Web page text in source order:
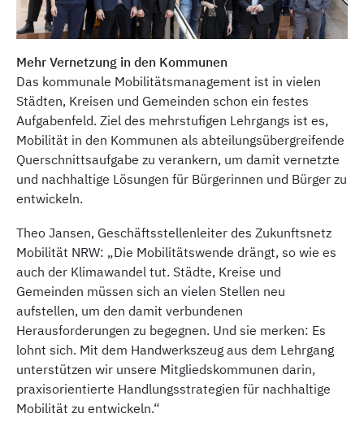
Mehr Vernetzung in den Kommunen
Das kommunale Mobilitätsmanagement ist in vielen
Städten, Kreisen und Gemeinden schon ein festes
Aufgabenfeld. Ziel des mehrstufigen Lehrgangs ist es,
Mobilität in den Kommunen als abteilungsübergreifende
Querschnittsaufgabe zu verankern, um damit vernetzte
und nachhaltige Lösungen für Bürgerinnen und Bürger zu
entwickeln.
Theo Jansen, Geschäftsstellenleiter des Zukunftsnetz
Mobilität NRW: „Die Mobilitätswende drängt, so wie es
auch der Klimawandel tut. Städte, Kreise und
Gemeinden müssen sich an vielen Stellen neu
aufstellen, um den damit verbundenen
Herausforderungen zu begegnen. Und sie merken: Es
lohnt sich. Mit dem Handwerkszeug aus dem Lehrgang
unterstützen wir unsere Mitgliedskommunen darin,
praxisorientierte Handlungsstrategien für nachhaltige
Mobilität zu entwickeln.“